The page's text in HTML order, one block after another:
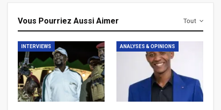
Tout
Vous Pourriez Aussi Aimer
INTERVIEWS ANALYSES & OPINIONS